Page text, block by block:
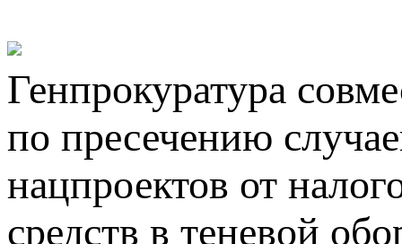
Генпрокуратура
по пресечению
нацпроектов от
средств в теневой